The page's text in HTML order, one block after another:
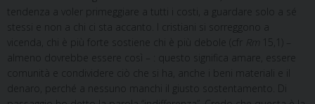
tendenza a voler primeggiare a tutti i costi, a guardare solo a sé
stessi e non a chi ci sta accanto. I cristiani si sorreggono a
vicenda, chi è più forte sostiene chi è più debole (cfr
15,1)
almeno dovrebbe essere così –
: questo significa amare, essere
comunità e condividere ciò che si ha, anche i beni materiali e il
denaro, perché a nessuno manchi il giusto sostentamento. Di